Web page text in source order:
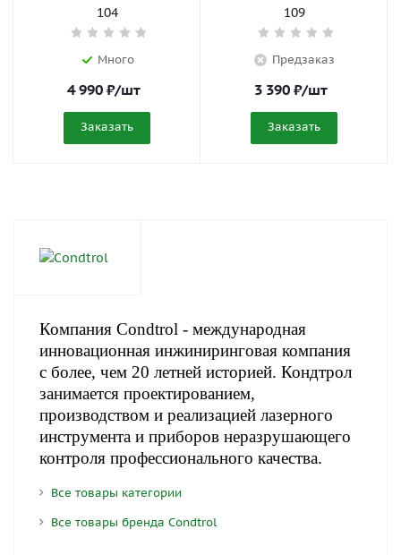
104
Много
4 990 ₽/шт
Заказать
109
Предзаказ
3 390 ₽/шт
Заказать
Компания Condtrol - международная
инновационная инжиниринговая компания
с более, чем 20 летней историей. Кондтрол
занимается проектированием,
производством и реализацией лазерного
инструмента и приборов неразрушающего
контроля профессионального качества.
Все товары категории
Все товары бренда Condtrol